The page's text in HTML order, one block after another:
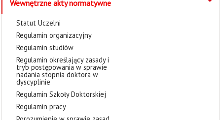
Wewnętrzne akty normatywne
Statut Uczelni
Regulamin organizacyjny
Regulamin studiów
Regulamin określający zasady i
tryb postępowania w sprawie
nadania stopnia doktora w
dyscyplinie
Regulamin Szkoły Doktorskiej
Regulamin pracy